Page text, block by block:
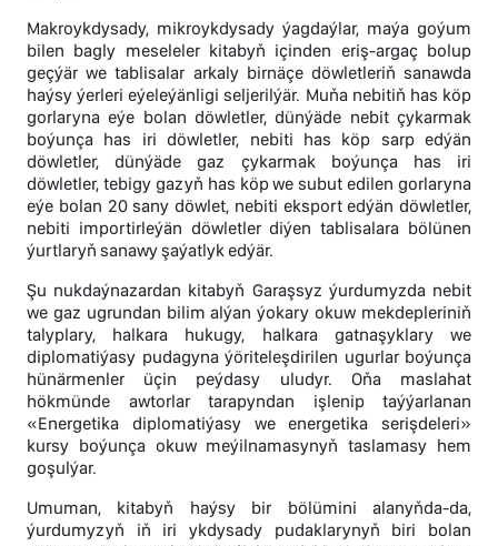
Makroykdysady, mikroykdysady ýagdaýlar, maýa goýum
bilen bagly meseleler kitabyň içinden eriş-argaç bolup
geçýär we tablisalar arkaly birnäçe döwletleriň sanawda
haýsy ýerleri eýeleýänligi seljerilýär. Muňa nebitiň has köp
gorlaryna eýe bolan döwletler, dünýäde nebit çykarmak
boýunça has iri döwletler, nebiti has köp sarp edýän
döwletler, dünýäde gaz çykarmak boýunça has iri
döwletler, tebigy gazyň has köp we subut edilen gorlaryna
eýe bolan 20 sany döwlet, nebiti eksport edýän döwletler,
nebiti importirleýän döwletler diýen tablisalara bölünen
ýurtlaryň sanawy şaýatlyk edýär.
Şu nukdaýnazardan kitabyň Garaşsyz ýurdumyzda nebit
we gaz ugrundan bilim alýan ýokary okuw mekdepleriniň
talyplary, halkara hukugy, halkara gatnaşyklary we
diplomatiýasy pudagyna ýöriteleşdirilen ugurlar boýunça
hünärmenler üçin peýdasy uludyr. Oňa maslahat
hökmünde awtorlar tarapyndan işlenip taýýarlanan
«Energetika diplomatiýasy we energetika serişdeleri»
kursy boýunça okuw meýilnamasynyň taslamasy hem
goşulýar.
Umuman, kitabyň haýsy bir bölümini alanyňda-da,
ýurdumyzyň iň iri ykdysady pudaklarynyň biri bolan